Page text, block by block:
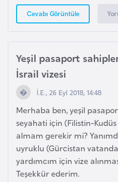
Cevabı Görüntüle
Yeşil pasaport
İsrail vizesi
İ.E., 26 Eyl 2018, 14:48
Merhaba ben, yeşil
seyahati için (Filistin-
almam gerekir mi?
uyruklu (Gürcistan
yardımcım için vize
Teşekkür ederim.
K
a
r
d
a
ğ
K
e
n
y
a